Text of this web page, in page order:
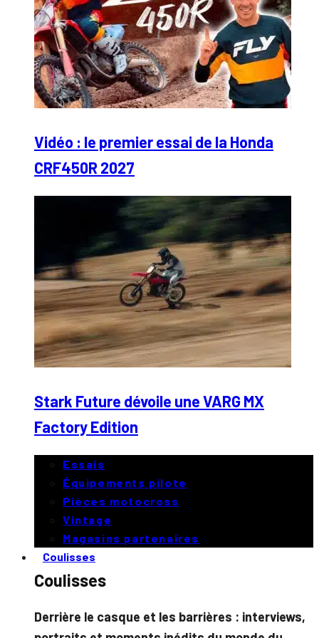
Vidéo : le premier essai de la Honda
CRF450R 2027
Stark Future dévoile une VARG MX
Factory Edition
Essais
Équipements pilote
Pièces motocross
Vintage
Magasins partenaires
Coulisses
Coulisses
Derrière le casque et les barrières : interviews,